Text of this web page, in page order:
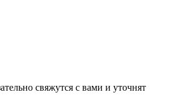
свяжутся с вами и уточнят